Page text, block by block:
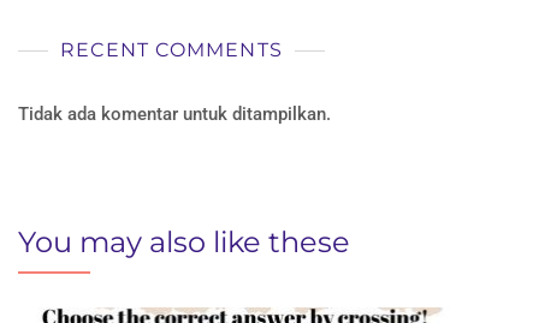
RECENT COMMENTS
Tidak ada komentar untuk ditampilkan.
You may also like these